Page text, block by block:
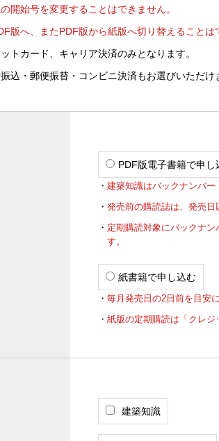
開始号を変更することはできません。
版へ、またPDF版から紙版へ切り替えることは
トカード、キャリア決済のみとなります。
込・郵便振替・コンビニ決済もお選びいただ
PDF版電子書籍で申し
建築知識はバックナンバー
発売前の購読誌は、発売日
定期購読対象にバックナ
す。
紙書籍で申し込む
毎月発売日の2日前を目安
紙版の定期購読は「クレジ
建築知識